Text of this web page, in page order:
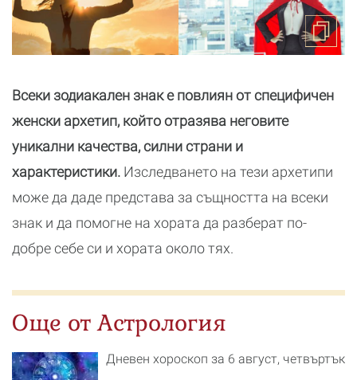
Всеки зодиакален знак е повлиян от специфичен
женски архетип, който отразява неговите
уникални качества, силни страни и
характеристики. Изследването на тези архетипи
може да даде представа за същността на всеки
знак и да помогне на хората да разберат по-
добре себе си и хората около тях.
Още от Астрология
Дневен хороскоп за 6 август, четвъртък